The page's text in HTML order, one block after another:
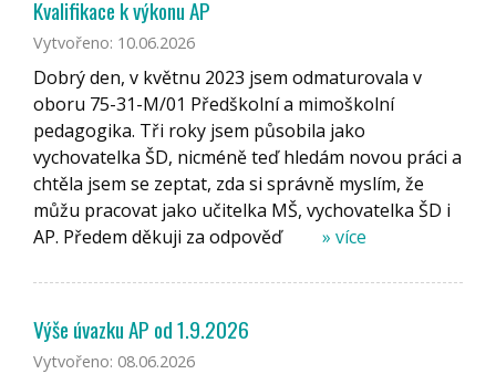
Kvalifikace k výkonu AP
Vytvořeno: 10.06.2026
Dobrý den, v květnu 2023 jsem odmaturovala v
oboru 75-31-M/01 Předškolní a mimoškolní
pedagogika. Tři roky jsem působila jako
vychovatelka ŠD, nicméně teď hledám novou práci a
chtěla jsem se zeptat, zda si správně myslím, že
můžu pracovat jako učitelka MŠ, vychovatelka ŠD i
AP. Předem děkuji za odpověď
» více
Výše úvazku AP od 1.9.2026
Vytvořeno: 08.06.2026